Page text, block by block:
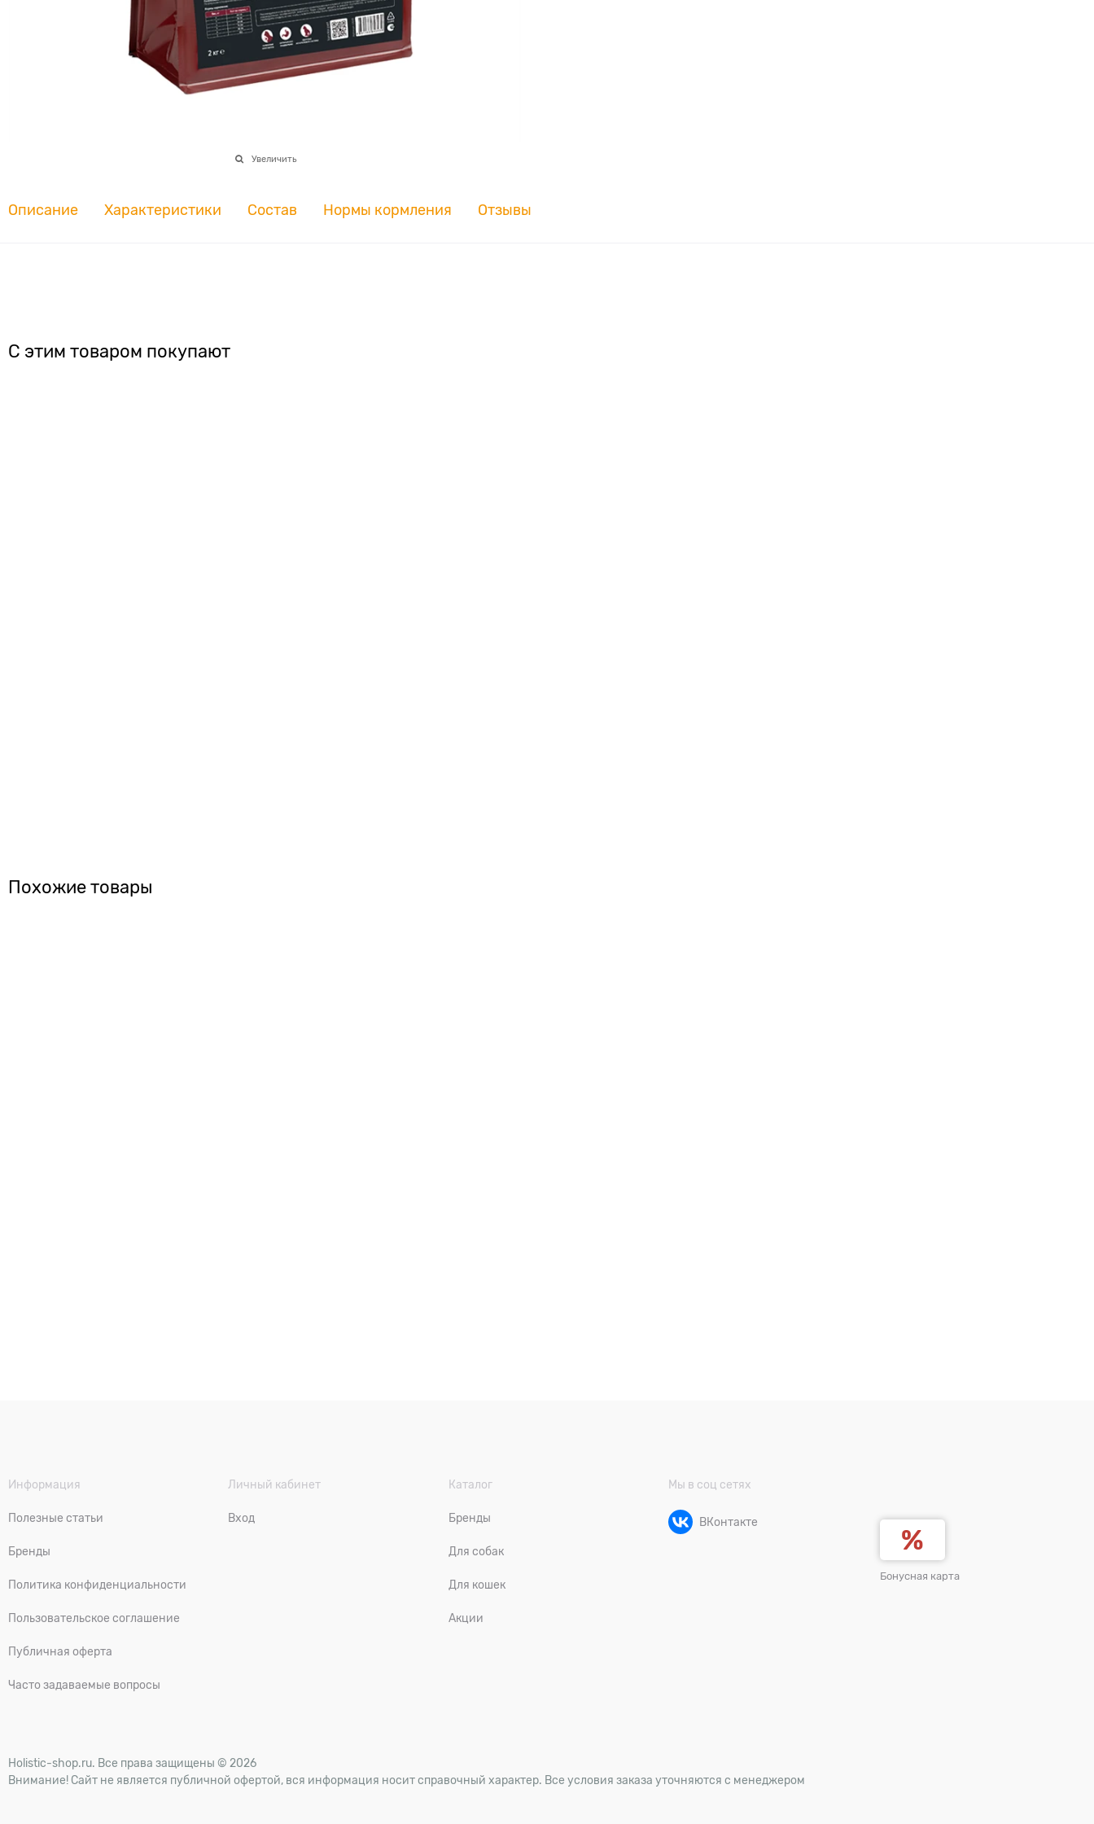
Увеличить
Описание Характеристики Состав Нормы кормления Отзывы
С этим товаром покупают
Похожие товары
Информация
Полезные статьи
Бренды
Политика конфиденциальности
Пользовательское соглашение
Публичная оферта
Часто задаваемые вопросы
Личный кабинет
Вход
Каталог
Бренды
Для собак
Для кошек
Акции
Мы в соц сетях
ВКонтакте
Бонусная карта
Holistic-shop.ru. Все права защищены © 2026
Внимание! Сайт не является публичной офертой, вся информация носит справочный характер. Все условия заказа уточняются с менеджером